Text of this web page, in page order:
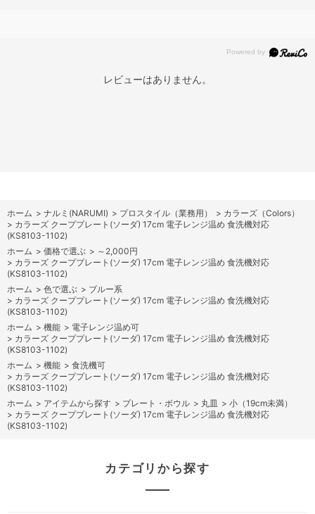
レビューはありません。
ホーム > ナルミ(NARUMI) > プロスタイル（業務用） > カラーズ（Colors）
> カラーズ クーププレート(ソーダ) 17cm 電子レンジ温め 食洗機対応
(KS8103-1102)
ホーム > 価格で選ぶ > ～2,000円
> カラーズ クーププレート(ソーダ) 17cm 電子レンジ温め 食洗機対応
(KS8103-1102)
ホーム > 色で選ぶ > ブルー系
> カラーズ クーププレート(ソーダ) 17cm 電子レンジ温め 食洗機対応
(KS8103-1102)
ホーム > 機能 > 電子レンジ温め可
> カラーズ クーププレート(ソーダ) 17cm 電子レンジ温め 食洗機対応
(KS8103-1102)
ホーム > 機能 > 食洗機可
> カラーズ クーププレート(ソーダ) 17cm 電子レンジ温め 食洗機対応
(KS8103-1102)
ホーム > アイテムから探す > プレート・ボウル > 丸皿 > 小（19cm未満）
> カラーズ クーププレート(ソーダ) 17cm 電子レンジ温め 食洗機対応
(KS8103-1102)
カテゴリから探す